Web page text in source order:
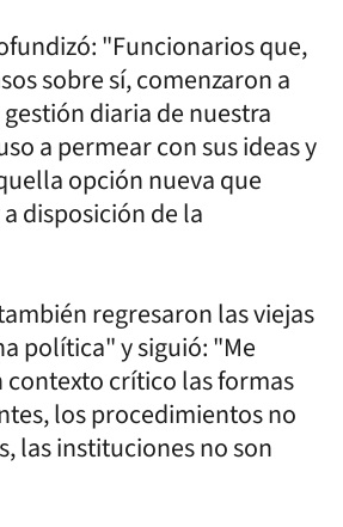
"Funcionarios que,
sobre sí, comenzaron a
diaria de nuestra
a permear con sus ideas y
opción nueva que
disposición de la
regresaron las viejas
política" y siguió: "Me
contexto crítico las formas
los procedimientos no
las instituciones no son